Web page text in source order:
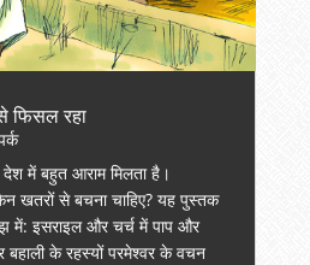
से फिसल रहा
देश में बहुत आराम मिलता है।
खतरों से बचना चाहिए? यह पुस्तक
इसराइल और चर्च में पाप और
के रहस्यों परमेश्वर के वचन